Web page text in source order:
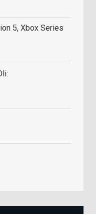
5, Xbox Series